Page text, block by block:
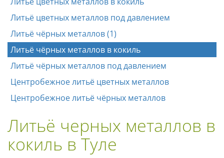
Литьё цветных металлов под давлением
Литьё чёрных металлов (1)
Литьё чёрных металлов в кокиль
Литьё чёрных металлов под давлением
Центробежное литьё цветных металлов
Центробежное литьё чёрных металлов
Литьё черных металлов в
кокиль в Туле